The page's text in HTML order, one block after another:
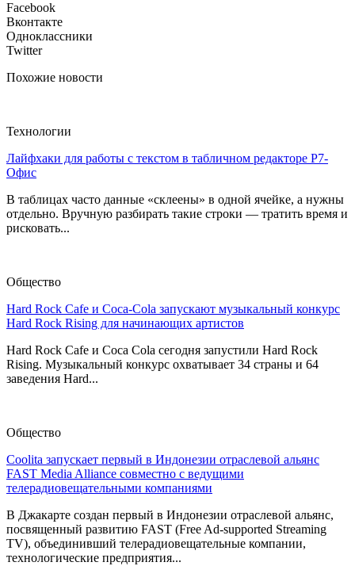
Facebook
Вконтакте
Одноклассники
Twitter
Похожие новости
Технологии
Лайфхаки для работы с текстом в табличном редакторе Р7-
Офис
В таблицах часто данные «склеены» в одной ячейке, а нужны
отдельно. Вручную разбирать такие строки — тратить время и
рисковать...
Общество
Hard Rock Cafe и Coca-Cola запускают музыкальный конкурс
Hard Rock Rising для начинающих артистов
Hard Rock Cafe и Coca Cola сегодня запустили Hard Rock
Rising. Музыкальный конкурс охватывает 34 страны и 64
заведения Hard...
Общество
Coolita запускает первый в Индонезии отраслевой альянс
FAST Media Alliance совместно с ведущими
телерадиовещательными компаниями
В Джакарте создан первый в Индонезии отраслевой альянс,
посвященный развитию FAST (Free Ad-supported Streaming
TV), объединивший телерадиовещательные компании,
технологические предприятия...